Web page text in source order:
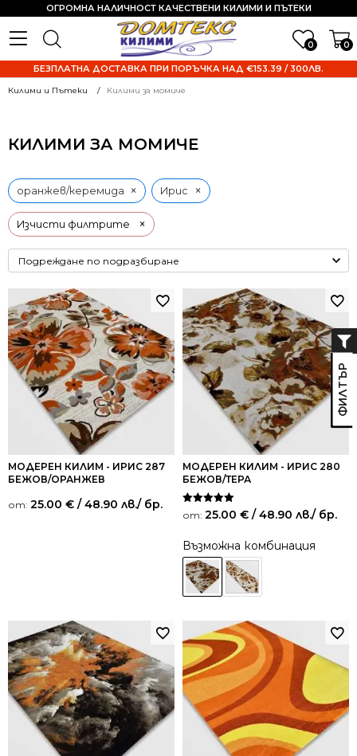
0 0
ОГРОМНА НАЛИЧНОСТ КАЧЕСТВЕНИ КИЛИМИ И ПЪТЕКИ
БЕЗПЛАТНА ДОСТАВКА ПРИ ПОРЪЧКА НАД €153.39 / 300ЛВ.
Килими и Пътеки Килими за момиче
КИЛИМИ ЗА МОМИЧЕ
Изчисти филтрите ×
оранжев/керемида × Ирис ×
МОДЕРЕН КИЛИМ - ИРИС 287
БЕЖОВ/ОРАНЖЕВ
от: 25.00 € / 48.90 лв./ бр.
МОДЕРЕН КИЛИМ - ИРИС 280
БЕЖОВ/ТЕРА
Оценено на
5.00
от: 25.00 € / 48.90 лв./ бр.
Възможна комбинация